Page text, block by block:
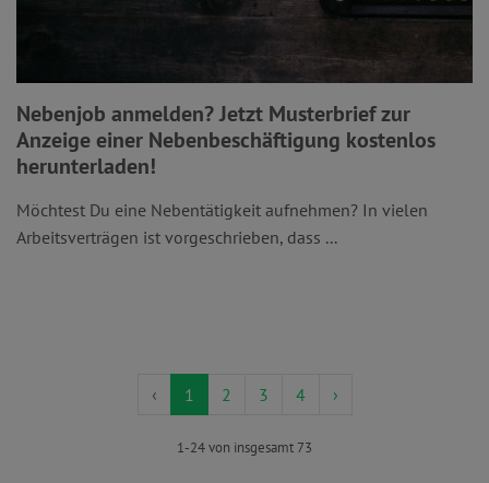
Nebenjob anmelden? Jetzt Musterbrief zur
Anzeige einer Nebenbeschäftigung kostenlos
herunterladen!
Möchtest Du eine Nebentätigkeit aufnehmen? In vielen
Arbeitsverträgen ist vorgeschrieben, dass ...
‹ 1 2 3 4 ›
1-24 von insgesamt 73